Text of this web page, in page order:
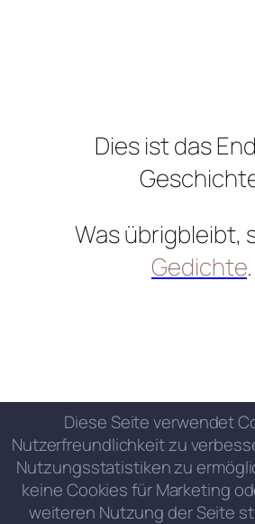
Dies ist das
Was übrigbleibt,
Gedichte.
Diese Seite verwendet
Nutzerfreundlichkeit zu
Nutzungsstatistiken zu
keine Cookies für Marketing
weiteren Nutzung der Seite